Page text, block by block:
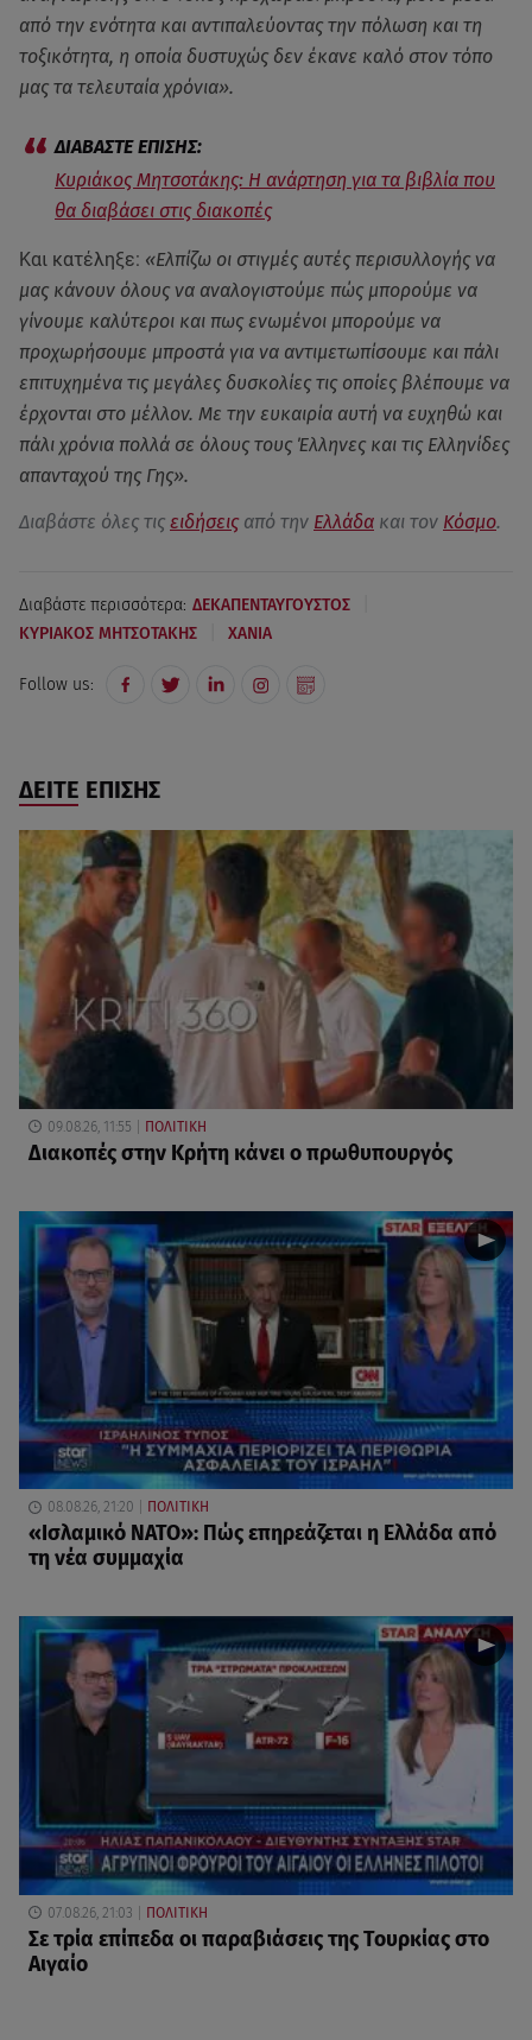
από την ενότητα και αντιπαλεύοντας την πόλωση και τη
τοξικότητα, η οποία δυστυχώς δεν έκανε καλό στον τόπο
μας τα τελευταία χρόνια».
Κυριάκος Μητσοτάκης: Η ανάρτηση για τα βιβλία που
θα διαβάσει στις διακοπές
Και κατέληξε: «Ελπίζω οι στιγμές αυτές περισυλλογής να
μας κάνουν όλους να αναλογιστούμε πώς μπορούμε να
γίνουμε καλύτεροι και πως ενωμένοι μπορούμε να
προχωρήσουμε μπροστά για να αντιμετωπίσουμε και πάλι
επιτυχημένα τις μεγάλες δυσκολίες τις οποίες βλέπουμε να
έρχονται στο μέλλον. Με την ευκαιρία αυτή να ευχηθώ και
πάλι χρόνια πολλά σε όλους τους Έλληνες και τις Ελληνίδες
απανταχού της Γης».
Διαβάστε όλες τις ειδήσεις από την Ελλάδα και τον Κόσμο.
Διαβάστε περισσότερα: ΔΕΚΑΠΕΝΤΑΥΓΟΥΣΤΟΣ
ΚΥΡΙΑΚΟΣ ΜΗΤΣΟΤΑΚΗΣ ΧΑΝΙΑ
Follow us:
ΔΕΙΤΕ ΕΠΙΣΗΣ
09.08.26, 11:55 ΠΟΛΙΤΙΚΗ
Διακοπές στην Κρήτη κάνει ο πρωθυπουργός
08.08.26, 21:20 ΠΟΛΙΤΙΚΗ
«Ισλαμικό ΝΑΤΟ»: Πώς επηρεάζεται η Ελλάδα από
τη νέα συμμαχία
07.08.26, 21:03 ΠΟΛΙΤΙΚΗ
Σε τρία επίπεδα οι παραβιάσεις της Τουρκίας στο
Αιγαίο